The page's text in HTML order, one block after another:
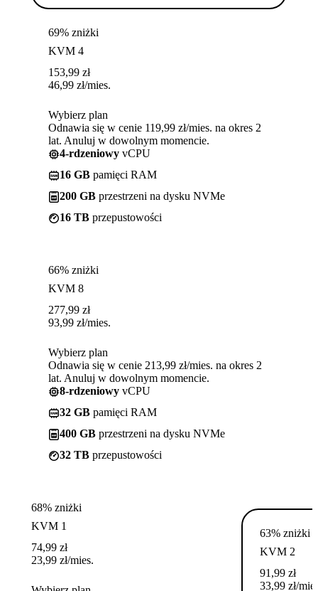
69% zniżki
KVM 4
153,99 zł
46,99 zł/mies.
Wybierz plan
Odnawia się w cenie 119,99 zł/mies. na okres 2
lat. Anuluj w dowolnym momencie.
4-rdzeniowy vCPU
16 GB pamięci RAM
200 GB przestrzeni na dysku NVMe
16 TB przepustowości
66% zniżki
KVM 8
277,99 zł
93,99 zł/mies.
Wybierz plan
Odnawia się w cenie 213,99 zł/mies. na okres 2
lat. Anuluj w dowolnym momencie.
8-rdzeniowy vCPU
32 GB pamięci RAM
400 GB przestrzeni na dysku NVMe
32 TB przepustowości
68% zniżki
KVM 1
74,99 zł
23,99 zł/mies.
63% zniżki
KVM 2
91,99 zł
33,99 zł/